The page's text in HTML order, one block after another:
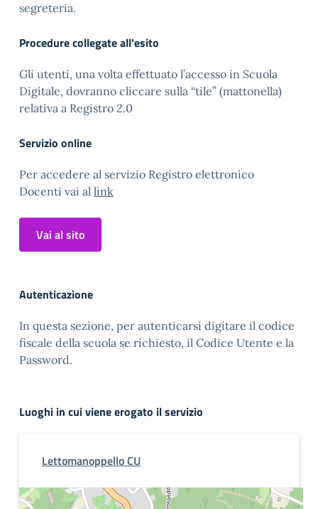
segreteria.
Procedure collegate all'esito
Gli utenti, una volta effettuato l’accesso in Scuola
Digitale, dovranno cliccare sulla “tile” (mattonella)
relativa a Registro 2.0
Servizio online
Per accedere al servizio Registro elettronico
Docenti vai al link
Vai al sito
Autenticazione
In questa sezione, per autenticarsi digitare il codice
fiscale della scuola se richiesto, il Codice Utente e la
Password.
Luoghi in cui viene erogato il servizio
Lettomanoppello CU